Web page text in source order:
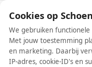
Cookies op
We gebruiken
Met jouw toestemming
en marketing. Daarbij
IP-adres, cookie-ID's en